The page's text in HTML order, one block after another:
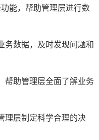
能，帮助管理层进行数
务数据，及时发现问题和
帮助管理层全面了解业务
理层制定科学合理的决